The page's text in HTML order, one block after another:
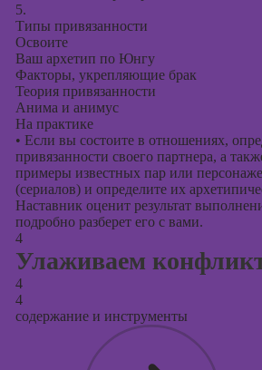
5.
Типы привязанности
Освоите
Ваш архетип по Юнгу
Факторы, укрепляющие брак
Теория привязанности
Анима и анимус
На практике
• Если вы состоите в отношениях,
привязанности своего партнера, а
примеры известных пар или
(сериалов) и определите их
Наставник оценит результат
подробно разберет его с вами.
4
Улаживаем
4
4
содержание и инструменты